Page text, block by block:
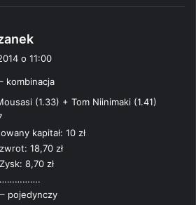
z
e
o 11:00
kombinacja
(1.33) + Tom Niinimaki (1.41)
kapitał: 10 zł
18,70 zł
8,70 zł
pojedynczy